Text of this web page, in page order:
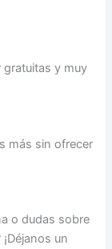
gratuitas y muy
más sin ofrecer
o dudas sobre
un